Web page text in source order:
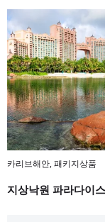
카리브해안,패키지상품